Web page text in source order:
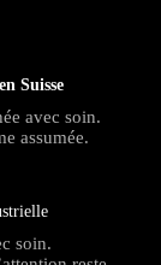
Suisse
avec soin.
assumée.
soin.